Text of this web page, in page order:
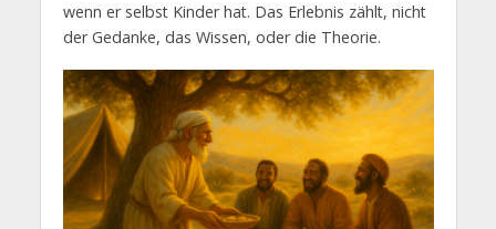
wenn er selbst Kinder hat. Das Erlebnis zählt, nicht
der Gedanke, das Wissen, oder die Theorie.